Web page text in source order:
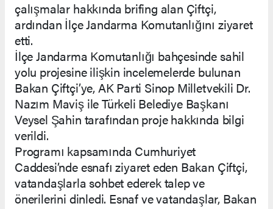
çalışmalar hakkında brifing alan Çiftçi,
ardından İlçe Jandarma Komutanlığını ziyaret
etti.
İlçe Jandarma Komutanlığı bahçesinde sahil
yolu projesine ilişkin incelemelerde bulunan
Bakan Çiftçi’ye, AK Parti Sinop Milletvekili Dr.
Nazım Maviş ile Türkeli Belediye Başkanı
Veysel Şahin tarafından proje hakkında bilgi
verildi.
Programı kapsamında Cumhuriyet
Caddesi’nde esnafı ziyaret eden Bakan Çiftçi,
vatandaşlarla sohbet ederek talep ve
önerilerini dinledi. Esnaf ve vatandaşlar, Bakan